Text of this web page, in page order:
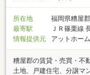
所在地
福岡県糟屋
最寄駅
ＪＲ篠栗線
情報提供元
アットホーム
糟屋郡の賃貸・売買・不
土地、戸建住宅、分譲マ